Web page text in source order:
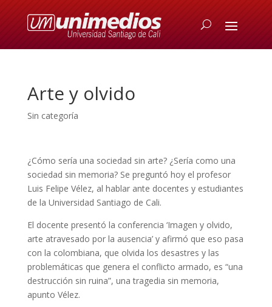
Arte y olvido
Sin categoría
¿Cómo sería una sociedad sin arte? ¿Sería como una
sociedad sin memoria? Se preguntó hoy el profesor
Luis Felipe Vélez, al hablar ante docentes y estudiantes
de la Universidad Santiago de Cali.
El docente presentó la conferencia ‘Imagen y olvido,
arte atravesado por la ausencia’ y afirmó que eso pasa
con la colombiana, que olvida los desastres y las
problemáticas que genera el conflicto armado, es “una
destrucción sin ruina”, una tragedia sin memoria,
apunto Vélez.